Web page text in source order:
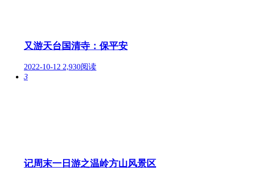
又游天台国清寺：保平安
2022-10-12 2,930阅读
3
记周末一日游之温岭方山风景区